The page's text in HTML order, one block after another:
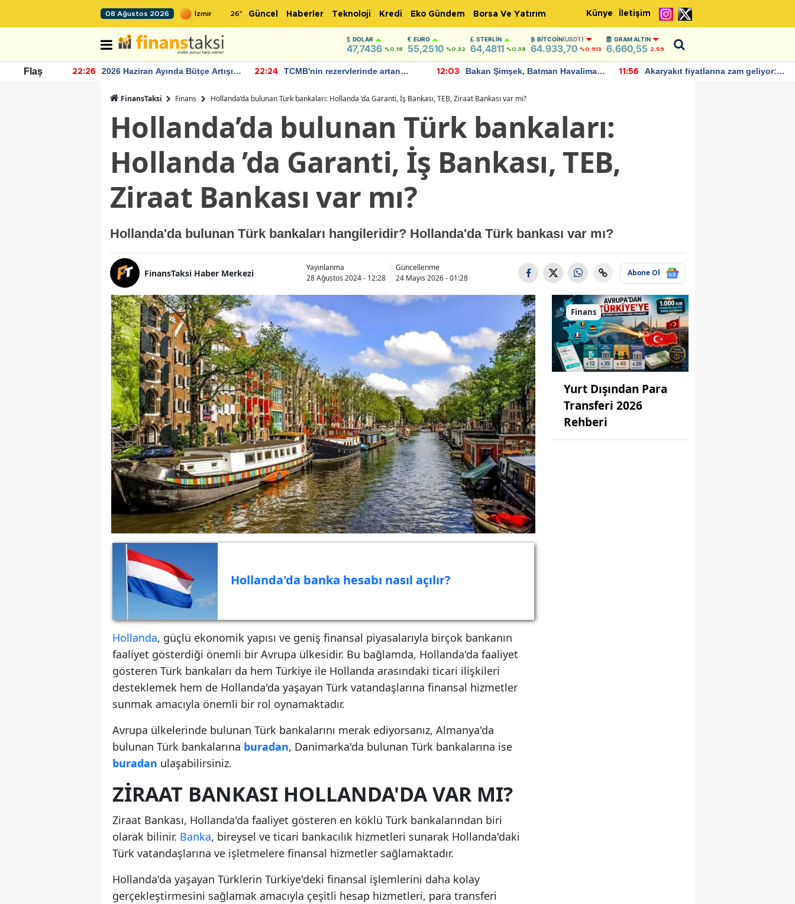
08 Ağustos 2026 26° Güncel Haberler Teknoloji Kredi Eko Gündem Borsa Ve Yatırım Künye İletişim
DOLAR
47,7436 %0.18
EURO
55,2510 %0.32
STERLIN
64,4811 %0.38
BITCOIN(USDT)
64.933,70 %0.913
GRAM ALTIN
6.660,55 2,59
Flaş 22:26
2026 Haziran Ayında Bütçe Artışı
22:24
TCMB'nin rezervlerinde artan
12:03
Bakan Şimşek, Batman Havalimanı
11:56
Akaryakıt fiyatlarına zam geliyor:
FinansTaksi Finans Hollanda’da bulunan Türk bankaları: Hollanda ’da Garanti, İş Bankası, TEB, Ziraat Bankası var mı?
Hollanda’da bulunan Türk bankaları:
Hollanda ’da Garanti, İş Bankası, TEB,
Ziraat Bankası var mı?
Hollanda'da bulunan Türk bankaları hangileridir? Hollanda'da Türk bankası var mı?
FinansTaksi Haber Merkezi
Yayınlanma
28 Ağustos 2024 - 12:28
Güncellenme
24 Mayıs 2026 - 01:28
Abone Ol
Hollanda'da banka hesabı nasıl açılır?
Hollanda, güçlü ekonomik yapısı ve geniş finansal piyasalarıyla birçok bankanın
faaliyet gösterdiği önemli bir Avrupa ülkesidir. Bu bağlamda, Hollanda'da faaliyet
gösteren Türk bankaları da hem Türkiye ile Hollanda arasındaki ticari ilişkileri
desteklemek hem de Hollanda'da yaşayan Türk vatandaşlarına finansal hizmetler
sunmak amacıyla önemli bir rol oynamaktadır.
Avrupa ülkelerinde bulunan Türk bankalarını merak ediyorsanız, Almanya'da
bulunan Türk bankalarına buradan, Danimarka'da bulunan Türk bankalarına ise
buradan ulaşabilirsiniz.
ZIRAAT BANKASI HOLLANDA'DA VAR MI?
Ziraat Bankası, Hollanda'da faaliyet gösteren en köklü Türk bankalarından biri
olarak bilinir. Banka, bireysel ve ticari bankacılık hizmetleri sunarak Hollanda'daki
Türk vatandaşlarına ve işletmelere finansal hizmetler sağlamaktadır.
Hollanda'da yaşayan Türklerin Türkiye'deki finansal işlemlerini daha kolay
gerçekleştirmesini sağlamak amacıyla çeşitli hesap hizmetleri, para transferi
Finans
Yurt Dışından Para
Transferi 2026
Rehberi